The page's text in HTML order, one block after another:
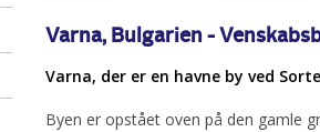
Varna, Bulgarien -
Varna, der er en havne by ved
Byen er opstået oven på den gamle